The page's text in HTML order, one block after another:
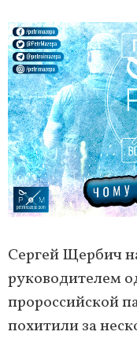
Сергей Щербич
руководителем
пророссийской
похитили за